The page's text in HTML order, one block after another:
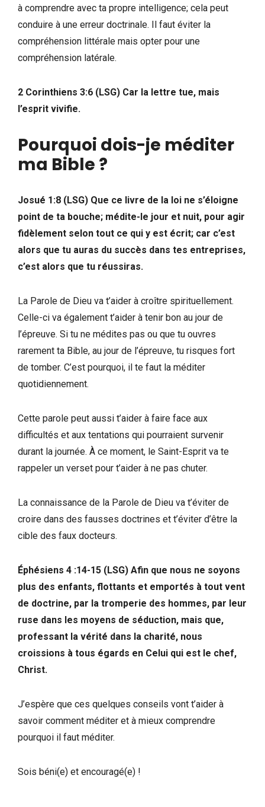
à comprendre avec ta propre intelligence; cela peut
conduire à une erreur doctrinale. Il faut éviter la
compréhension littérale mais opter pour une
compréhension latérale.
2 Corinthiens 3:6 (LSG) Car la lettre tue, mais
l’esprit vivifie.
Pourquoi dois-je méditer
ma Bible ?
Josué 1:8 (LSG) Que ce livre de la loi ne s’éloigne
point de ta bouche; médite-le jour et nuit, pour agir
fidèlement selon tout ce qui y est écrit; car c’est
alors que tu auras du succès dans tes entreprises,
c’est alors que tu réussiras.
La Parole de Dieu va t’aider à croître spirituellement.
Celle-ci va également t’aider à tenir bon au jour de
l’épreuve. Si tu ne médites pas ou que tu ouvres
rarement ta Bible, au jour de l’épreuve, tu risques fort
de tomber. C’est pourquoi, il te faut la méditer
quotidiennement.
Cette parole peut aussi t’aider à faire face aux
difficultés et aux tentations qui pourraient survenir
durant la journée. À ce moment, le Saint-Esprit va te
rappeler un verset pour t’aider à ne pas chuter.
La connaissance de la Parole de Dieu va t’éviter de
croire dans des fausses doctrines et t’éviter d’être la
cible des faux docteurs.
Éphésiens 4 :14-15 (LSG) Afin que nous ne soyons
plus des enfants, flottants et emportés à tout vent
de doctrine, par la tromperie des hommes, par leur
ruse dans les moyens de séduction, mais que,
professant la vérité dans la charité, nous
croissions à tous égards en Celui qui est le chef,
Christ.
J’espère que ces quelques conseils vont t’aider à
savoir comment méditer et à mieux comprendre
pourquoi il faut méditer.
Sois béni(e) et encouragé(e) !